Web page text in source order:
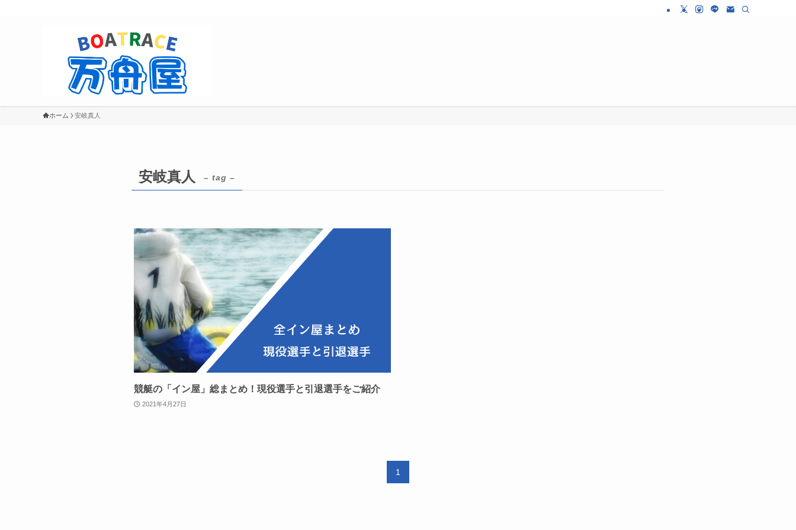
ホーム 安岐真人
安岐真人 – tag –
競艇の「イン屋」総まとめ！現役選手と引退選手をご紹介
2021年4月27日
1